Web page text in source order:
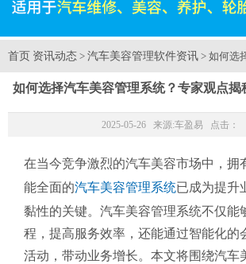
首页 资讯动态 > 汽车美容管理软件资讯 > 如何
如何选择汽车美容管理系统？专家观点揭
2025-05-26 来源:车盈易 点击：
在当今竞争激烈的汽车美容市场中，拥
能全面的汽车美容管理系统已成为提升
黏性的关键。汽车美容管理系统不仅能
程，提高服务效率，还能通过智能化的
活动，带动业务增长。本文将围绕汽车